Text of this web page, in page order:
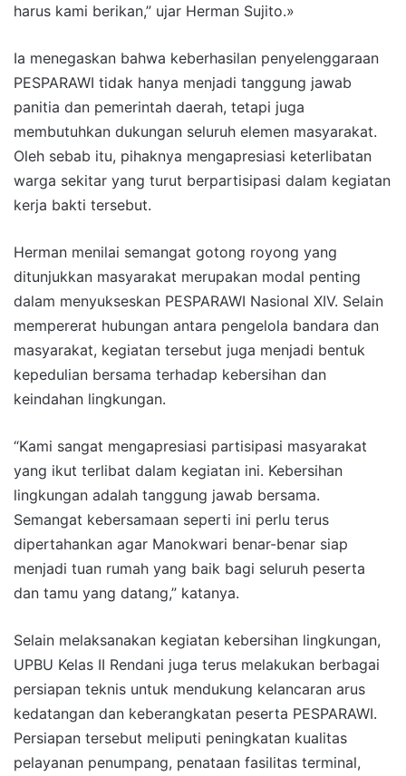
harus kami berikan,” ujar Herman Sujito.»
Ia menegaskan bahwa keberhasilan penyelenggaraan
PESPARAWI tidak hanya menjadi tanggung jawab
panitia dan pemerintah daerah, tetapi juga
membutuhkan dukungan seluruh elemen masyarakat.
Oleh sebab itu, pihaknya mengapresiasi keterlibatan
warga sekitar yang turut berpartisipasi dalam kegiatan
kerja bakti tersebut.
Herman menilai semangat gotong royong yang
ditunjukkan masyarakat merupakan modal penting
dalam menyukseskan PESPARAWI Nasional XIV. Selain
mempererat hubungan antara pengelola bandara dan
masyarakat, kegiatan tersebut juga menjadi bentuk
kepedulian bersama terhadap kebersihan dan
keindahan lingkungan.
“Kami sangat mengapresiasi partisipasi masyarakat
yang ikut terlibat dalam kegiatan ini. Kebersihan
lingkungan adalah tanggung jawab bersama.
Semangat kebersamaan seperti ini perlu terus
dipertahankan agar Manokwari benar-benar siap
menjadi tuan rumah yang baik bagi seluruh peserta
dan tamu yang datang,” katanya.
Selain melaksanakan kegiatan kebersihan lingkungan,
UPBU Kelas II Rendani juga terus melakukan berbagai
persiapan teknis untuk mendukung kelancaran arus
kedatangan dan keberangkatan peserta PESPARAWI.
Persiapan tersebut meliputi peningkatan kualitas
pelayanan penumpang, penataan fasilitas terminal,